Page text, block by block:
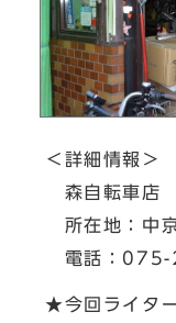
＜詳細情報＞
森自転車店
所在地：中
電話：
★今回ライタ